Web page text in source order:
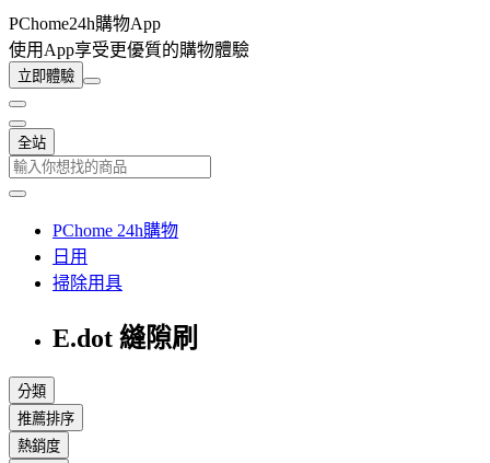
PChome24h購物App
使用App享受更優質的購物體驗
立即體驗
全站
PChome 24h購物
日用
掃除用具
E.dot 縫隙刷
分類
推薦排序
熱銷度